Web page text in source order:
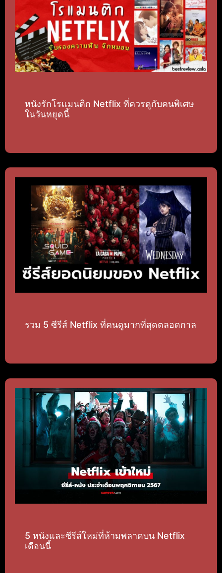
หนังรักโรแมนติก Netflix ที่ควรดูกับคนพิเศษ
ในวันหยุดนี้
รวม 5 ซีรีส์ Netflix ที่คนดูมากที่สุดตลอดกาล
5 หนังและซีรีส์ใหม่ที่ห้ามพลาดบน Netflix
เดือนนี้